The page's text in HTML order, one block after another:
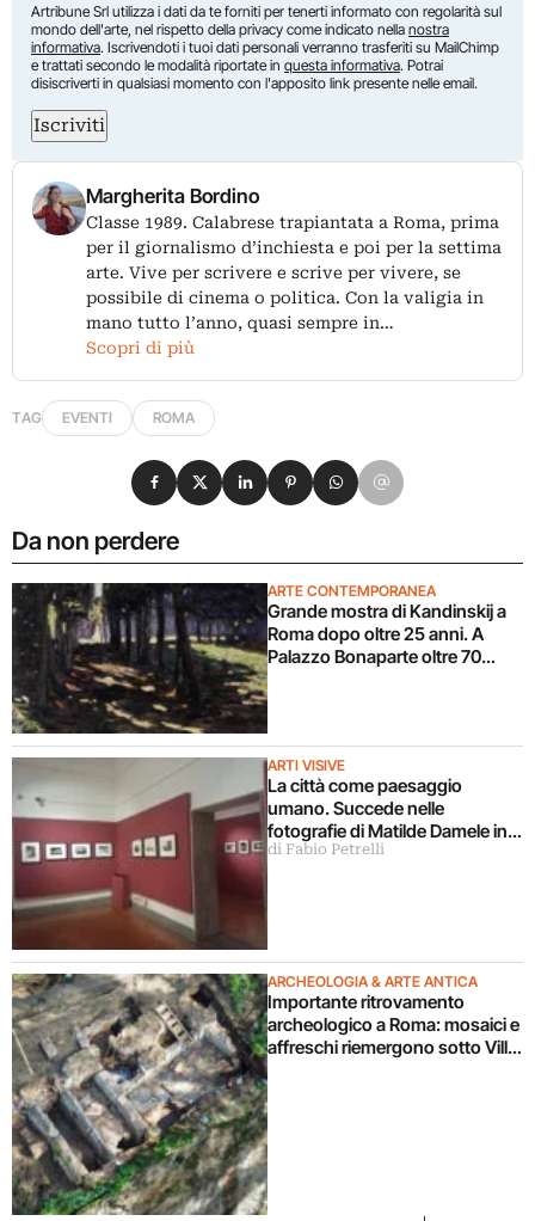
Artribune Srl utilizza i dati da te forniti per tenerti informato con regolarità sul
mondo dell'arte, nel rispetto della privacy come indicato nella nostra
informativa. Iscrivendoti i tuoi dati personali verranno trasferiti su MailChimp
e trattati secondo le modalità riportate in questa informativa. Potrai
disiscriverti in qualsiasi momento con l'apposito link presente nelle email.
Iscriviti
Margherita Bordino
Classe 1989. Calabrese trapiantata a Roma, prima
per il giornalismo d’inchiesta e poi per la settima
arte. Vive per scrivere e scrive per vivere, se
possibile di cinema o politica. Con la valigia in
mano tutto l’anno, quasi sempre in…
Scopri di più
TAG EVENTI ROMA
Da non perdere
ARTE CONTEMPORANEA
Grande mostra di Kandinskij a
Roma dopo oltre 25 anni. A
Palazzo Bonaparte oltre 70
ARTI VISIVE
La città come paesaggio
umano. Succede nelle
fotografie di Matilde Damele in
mostra a Roma
di Fabio Petrelli
ARCHEOLOGIA & ARTE ANTICA
Importante ritrovamento
archeologico a Roma: mosaici e
affreschi riemergono sotto Villa
Condividi su Facebook
Condividi su X
Condividi su LinkedIn
Condividi su Pinterest
Condividi su WhatsApp
Condividi su Email